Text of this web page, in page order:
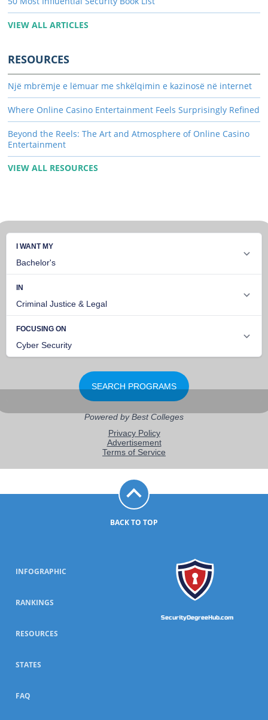
VIEW ALL ARTICLES
RESOURCES
Një mbrëmje e lëmuar me shkëlqimin e kazinosë në internet
Where Online Casino Entertainment Feels Surprisingly Refined
Beyond the Reels: The Art and Atmosphere of Online Casino
Entertainment
VIEW ALL RESOURCES
BACK TO TOP
SecurityDegreeHub.com
INFOGRAPHIC
RANKINGS
RESOURCES
STATES
FAQ